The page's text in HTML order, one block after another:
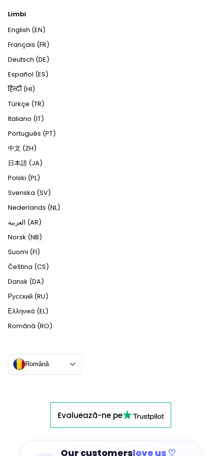
Limbi
English (EN)
Français (FR)
Deutsch (DE)
Español (ES)
हिन्दी (HI)
Türkçe (TR)
Italiano (IT)
Português (PT)
中文 (ZH)
日本語 (JA)
Polski (PL)
Svenska (SV)
Nederlands (NL)
العربية (AR)
Norsk (NB)
Suomi (FI)
Čeština (CS)
Dansk (DA)
Русский (RU)
Ελληνικά (EL)
Română (RO)
Română
Evaluează-ne pe
Our customerslove us ♡